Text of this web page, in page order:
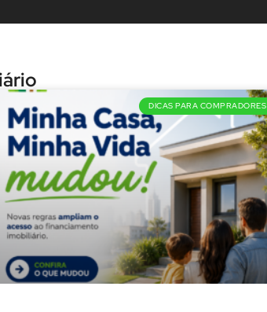
DICAS PARA COMPRADORES